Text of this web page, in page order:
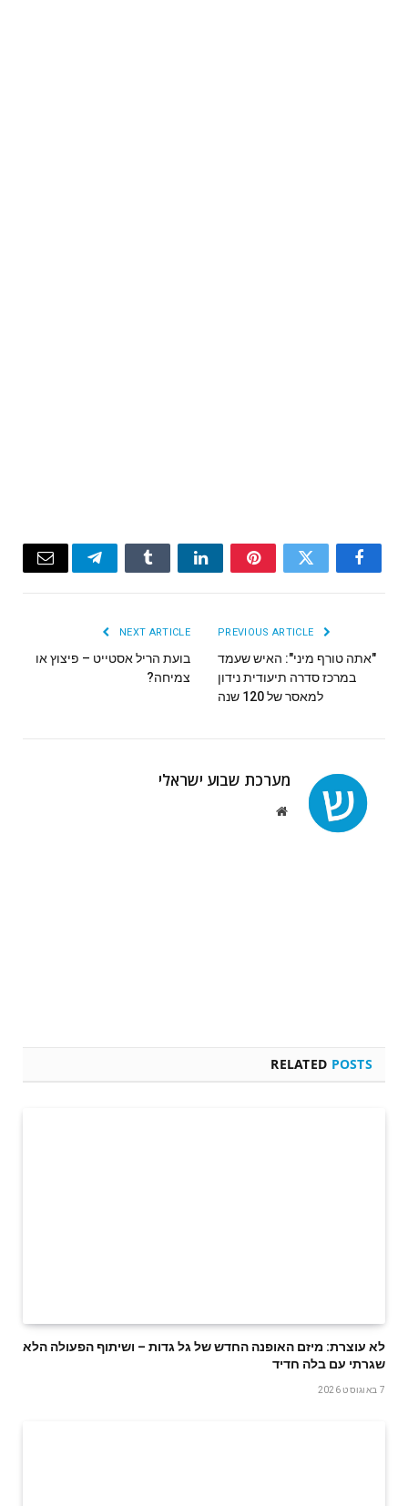
Facebook
Twitter
Pinterest
LinkedIn
Tumblr
Telegram
Email
"אתה טורף מיני": האיש שעמד
במרכז סדרה תיעודית נידון
למאסר של 120 שנה
NEXT ARTICLE
בועת הריל אסטייט – פיצוץ או
צמיחה?
מערכת שבוע ישראלי
Website
RELATED POSTS
לא עוצרת: מיזם האופנה החדש של גל גדות – ושיתוף הפעולה הלא
שגרתי עם בלה חדיד
7 באוגוסט 2026